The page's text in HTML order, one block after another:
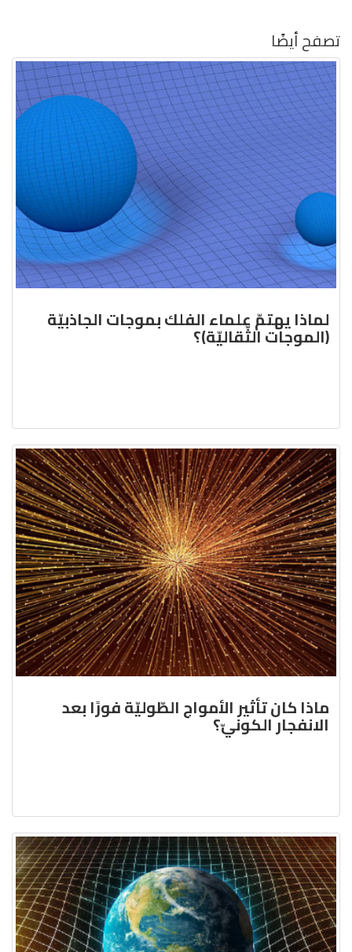
تصفح أيضًا
لماذا يهتمّ علماء الفلك بموجات الجاذبيّة
(الموجات الثّقاليّة)؟
ماذا كان تأثير الأمواج الطّوليّة فورًا بعد
الانفجار الكونيّ؟